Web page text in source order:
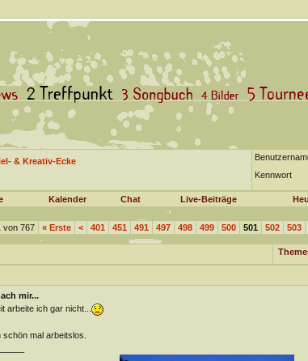
& Kreativ-Ecke
Kennwort
Kalender Chat Live-Beiträge
von 767 «Erste < 401 451 491 497 498 499 500 501 502 503
mir...
arbeite ich gar nicht...
mal arbeitslos.